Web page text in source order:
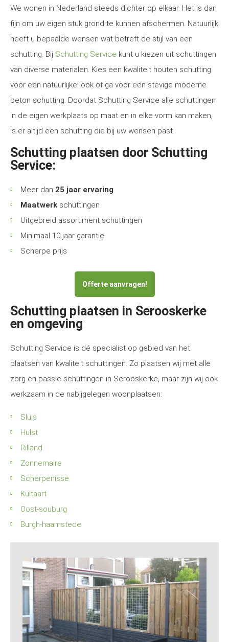
We wonen in Nederland steeds dichter op elkaar. Het is dan
fijn om uw eigen stuk grond te kunnen afschermen. Natuurlijk
heeft u bepaalde wensen wat betreft de stijl van een
schutting. Bij Schutting Service kunt u kiezen uit schuttingen
van diverse materialen. Kies een kwaliteit houten schutting
voor een natuurlijke look of ga voor een stevige moderne
beton schutting. Doordat Schutting Service alle schuttingen
in de eigen werkplaats op maat en in elke vorm kan maken,
is er altijd een schutting die bij uw wensen past.
Schutting plaatsen door Schutting
Service:
Meer dan 25 jaar ervaring
Maatwerk schuttingen
Uitgebreid assortiment schuttingen
Minimaal 10 jaar garantie
Scherpe prijs
Offerte aanvragen!
Schutting plaatsen in Serooskerke
en omgeving
Schutting Service is dé specialist op gebied van het
plaatsen van kwaliteit schuttingen. Zo plaatsen wij met alle
zorg en passie schuttingen in Serooskerke, maar zijn wij ook
werkzaam in de nabijgelegen woonplaatsen:
Sluis
Hulst
Rilland
Zonnemaire
Scherpenisse
Kuitaart
Oost-souburg
Burgh-haamstede